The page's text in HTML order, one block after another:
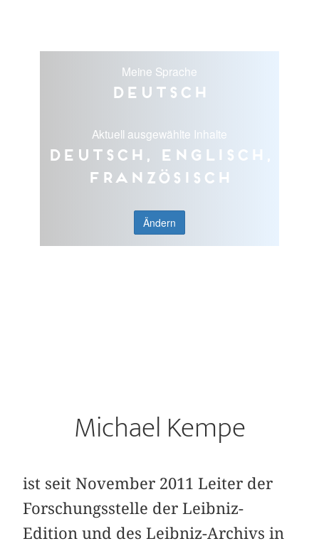
Meine Sprache
Deutsch
Aktuell ausgewählte Inhalte
Deutsch, Englisch,
Französisch
Ändern
Michael Kempe
ist seit November 2011 Leiter der
Forschungsstelle der Leibniz-
Edition und des Leibniz-Archivs in